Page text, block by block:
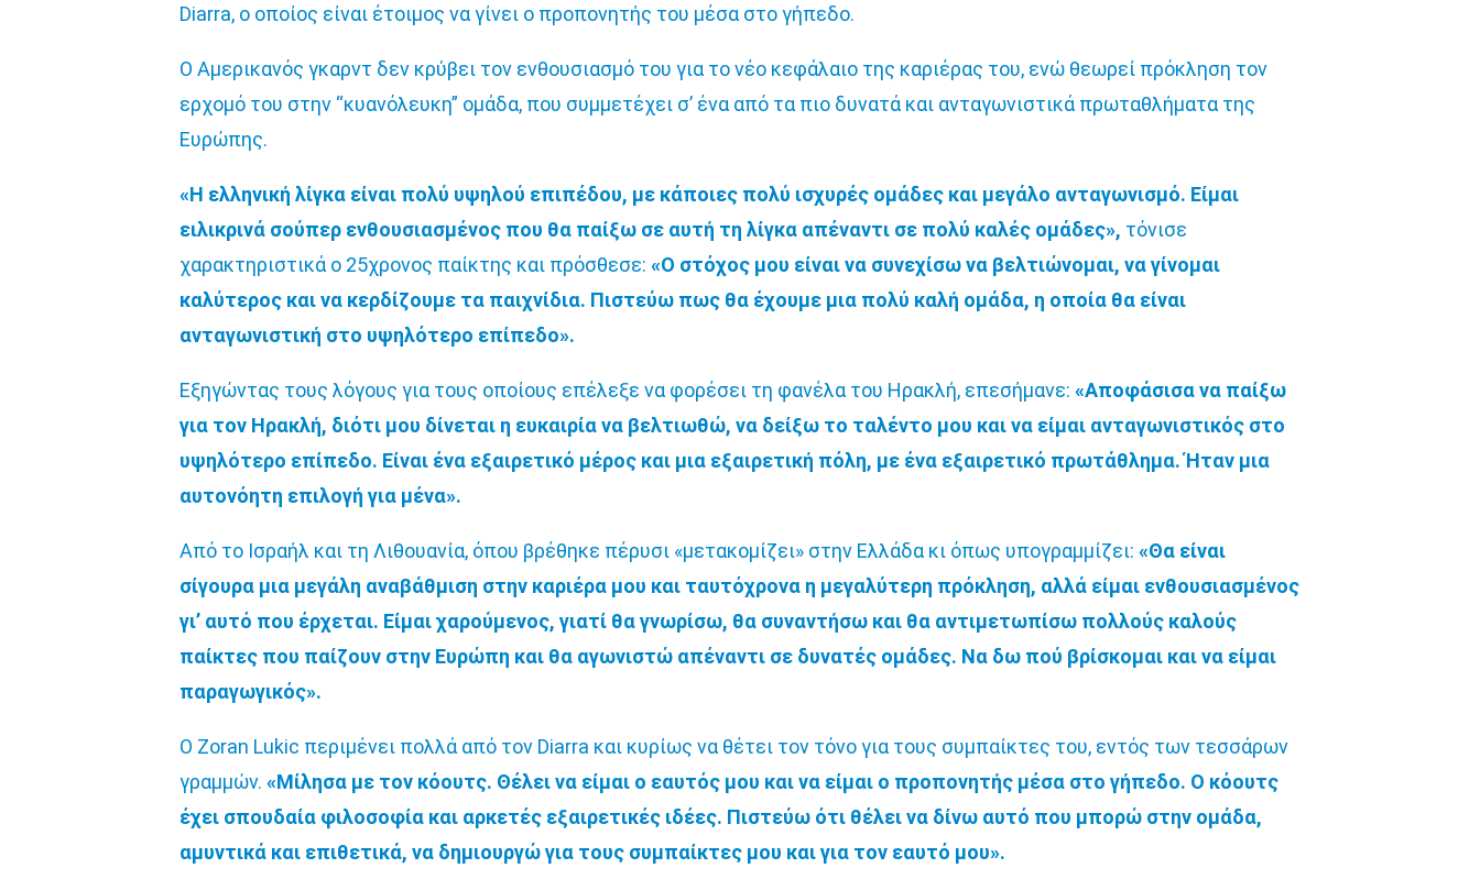
Diarra, ο οποίος είναι έτοιμος να γίνει ο προπονητής του μέσα στο γήπεδο.
Ο Αμερικανός γκαρντ δεν κρύβει τον ενθουσιασμό του για το νέο κεφάλαιο της καριέρας του, ενώ θεωρεί πρόκληση τον
ερχομό του στην “κυανόλευκη” ομάδα, που συμμετέχει σ’ ένα από τα πιο δυνατά και ανταγωνιστικά πρωταθλήματα της
Ευρώπης.
«Η ελληνική λίγκα είναι πολύ υψηλού επιπέδου, με κάποιες πολύ ισχυρές ομάδες και μεγάλο ανταγωνισμό. Είμαι
ειλικρινά σούπερ ενθουσιασμένος που θα παίξω σε αυτή τη λίγκα απέναντι σε πολύ καλές ομάδες», τόνισε
χαρακτηριστικά o 25χρονος παίκτης και πρόσθεσε:«Ο στόχος μου είναι να συνεχίσω να βελτιώνομαι, να γίνομαι
καλύτερος και να κερδίζουμε τα παιχνίδια. Πιστεύω πως θα έχουμε μια πολύ καλή ομάδα, η οποία θα είναι
ανταγωνιστική στο υψηλότερο επίπεδο».
Εξηγώντας τους λόγους για τους οποίους επέλεξε να φορέσει τη φανέλα του Ηρακλή, επεσήμανε:«Αποφάσισα να παίξω
για τον Ηρακλή, διότι μου δίνεται η ευκαιρία να βελτιωθώ, να δείξω το ταλέντο μου και να είμαι ανταγωνιστικός στο
υψηλότερο επίπεδο. Είναι ένα εξαιρετικό μέρος και μια εξαιρετική πόλη, με ένα εξαιρετικό πρωτάθλημα. Ήταν μια
αυτονόητη επιλογή για μένα».
Από το Ισραήλ και τη Λιθουανία, όπου βρέθηκε πέρυσι «μετακομίζει» στην Ελλάδα κι όπως υπογραμμίζει:«Θα είναι
σίγουρα μια μεγάλη αναβάθμιση στην καριέρα μου και ταυτόχρονα η μεγαλύτερη πρόκληση, αλλά είμαι ενθουσιασμένος
γι’ αυτό που έρχεται. Είμαι χαρούμενος, γιατί θα γνωρίσω, θα συναντήσω και θα αντιμετωπίσω πολλούς καλούς
παίκτες που παίζουν στην Ευρώπη και θα αγωνιστώ απέναντι σε δυνατές ομάδες. Να δω πού βρίσκομαι και να είμαι
παραγωγικός».
Ο Zoran Lukic περιμένει πολλά από τον Diarra και κυρίως να θέτει τον τόνο για τους συμπαίκτες του, εντός των τεσσάρων
γραμμών.«Μίλησα με τον κόουτς. Θέλει να είμαι ο εαυτός μου και να είμαι ο προπονητής μέσα στο γήπεδο. Ο κόουτς
έχει σπουδαία φιλοσοφία και αρκετές εξαιρετικές ιδέες. Πιστεύω ότι θέλει να δίνω αυτό που μπορώ στην ομάδα,
αμυντικά και επιθετικά, να δημιουργώ για τους συμπαίκτες μου και για τον εαυτό μου».